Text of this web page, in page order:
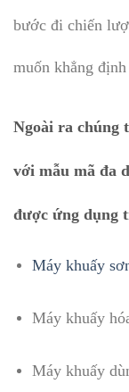
bước đi chiến
muốn khẳng
Ngoài ra chúng
với mẫu mã đa
được ứng dụng
Máy khuấy
Máy khuấy
Máy khuấy